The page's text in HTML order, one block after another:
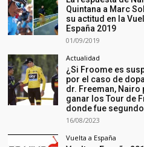
Quintana a Marc
su actitud en la
España 2019
01/09/2019
Actualidad
¿Si Froome es
por el caso de
dr. Freeman, Nairo
ganar los Tour de
donde fue
16/08/2023
Vuelta a España